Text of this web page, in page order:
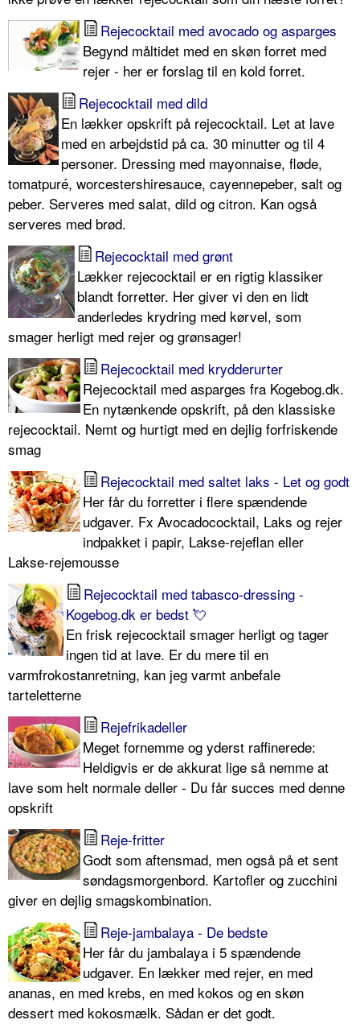
Rejecocktail med avocado og asparges
Begynd måltidet med en skøn forret med
rejer - her er forslag til en kold forret.
Rejecocktail med dild
En lækker opskrift på rejecocktail. Let at lave
med en arbejdstid på ca. 30 minutter og til 4
personer. Dressing med mayonnaise, fløde,
tomatpuré, worcestershiresauce, cayennepeber, salt og
peber. Serveres med salat, dild og citron. Kan også
serveres med brød.
Rejecocktail med grønt
Lækker rejecocktail er en rigtig klassiker
blandt forretter. Her giver vi den en lidt
anderledes krydring med kørvel, som
smager herligt med rejer og grønsager!
Rejecocktail med krydderurter
Rejecocktail med asparges fra Kogebog.dk.
En nytænkende opskrift, på den klassiske
rejecocktail. Nemt og hurtigt med en dejlig forfriskende
smag
Rejecocktail med saltet laks - Let og godt
Her får du forretter i flere spændende
udgaver. Fx Avocadococktail, Laks og rejer
indpakket i papir, Lakse-rejeflan eller
Lakse-rejemousse
Rejecocktail med tabasco-dressing -
Kogebog.dk er bedst 💘
En frisk rejecocktail smager herligt og tager
ingen tid at lave. Er du mere til en
varmfrokost­anretning, kan jeg varmt anbefale
tarteletterne
Rejefrikadeller
Meget fornemme og yderst raffinerede:
Heldigvis er de akkurat lige så nemme at
lave som helt normale deller - Du får succes med denne
opskrift
Reje-fritter
Godt som aftensmad, men også på et sent
søndagsmorgenbord. Kartofler og zucchini
giver en dejlig smagskombination.
Reje-jambalaya - De bedste
Her får du jambalaya i 5 spændende
udgaver. En lækker med rejer, en med
ananas, en med krebs, en med kokos og en skøn
dessert med kokosmælk. Sådan er det godt.